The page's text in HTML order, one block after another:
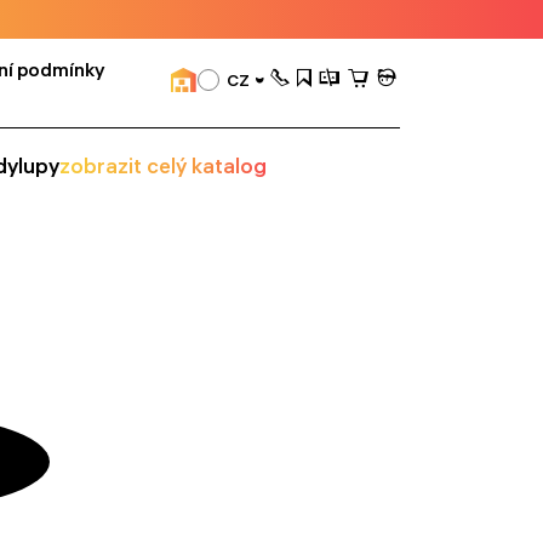
podmínky
CZ
lupyzobrazit celý katalog